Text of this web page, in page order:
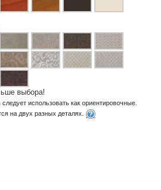
выбора!
использовать как ориентировочные.
на двух разных деталях.